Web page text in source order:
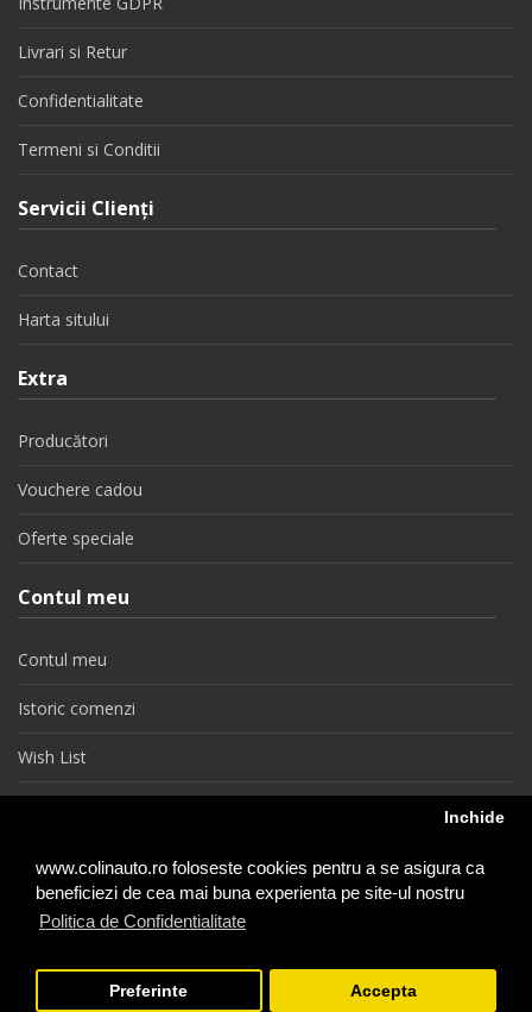
www.colinauto.ro foloseste cookies pentru a se asigura ca
beneficiezi de cea mai buna experienta pe site-ul nostru
Politica de Confidentialitate
Inchide
Preferinte Accepta
Livrari si Retur
Confidentialitate
Termeni si Conditii
Servicii Clienţi
Contact
Harta sitului
Extra
Producători
Vouchere cadou
Oferte speciale
Contul meu
Contul meu
Istoric comenzi
Wish List